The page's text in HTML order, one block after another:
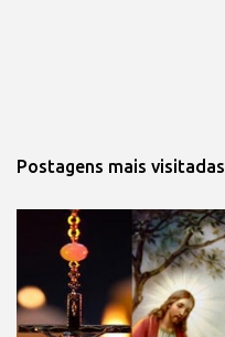
Postagens mais visitadas